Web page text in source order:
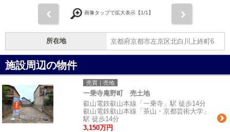
画像タップで拡大表示【1/1】
所在地 京都府京都市左京区北白川上終町6
施設周辺の物件
売買｜売地
一乗寺庵野町 売土地
叡山電鉄叡山本線「一乗寺」駅 徒歩14分
叡山電鉄叡山本線「茶山・京都芸術大学」
駅 徒歩14分
3,150万円